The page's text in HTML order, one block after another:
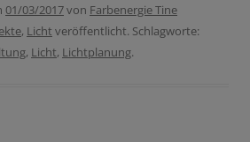
01/03/2017von Farbenergie Tine
, Licht veröffentlicht. Schlagworte:
, Licht, Lichtplanung.